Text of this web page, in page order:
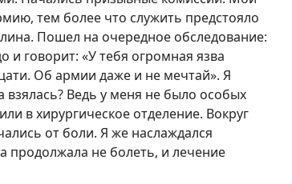
тем более что служить предстояло
Пошел на очередное обследование:
и говорит: «У тебя огромная язва
Об армии даже и не мечтай». Я
взялась? Ведь у меня не было особых
в хирургическое отделение. Вокруг
от боли. Я же наслаждался
продолжала не болеть, и лечение